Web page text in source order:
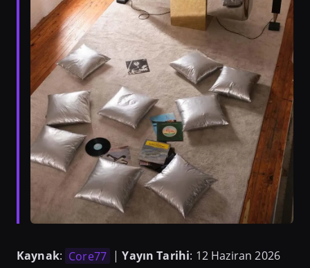
Kaynak: Core77 |Yayın Tarihi: 12 Haziran 2026